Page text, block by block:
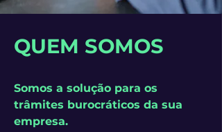
QUEM SOMOS
Somos a solução para os
trâmites burocráticos da sua
empresa.